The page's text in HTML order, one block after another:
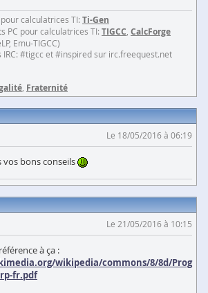
calculatrices TI: Ti-Gen
PC pour calculatrices TI: TIGCC CalcForge
Emu-TIGCC)
IRC: #tigcc et #inspired sur irc.freequest.net
Fraternité
Le 18/05/2016 à 06:19
bons conseils
Le 21/05/2016 à 10:15
à ça :
wikipedia/commons/8/8d/Prog
fr.pdf